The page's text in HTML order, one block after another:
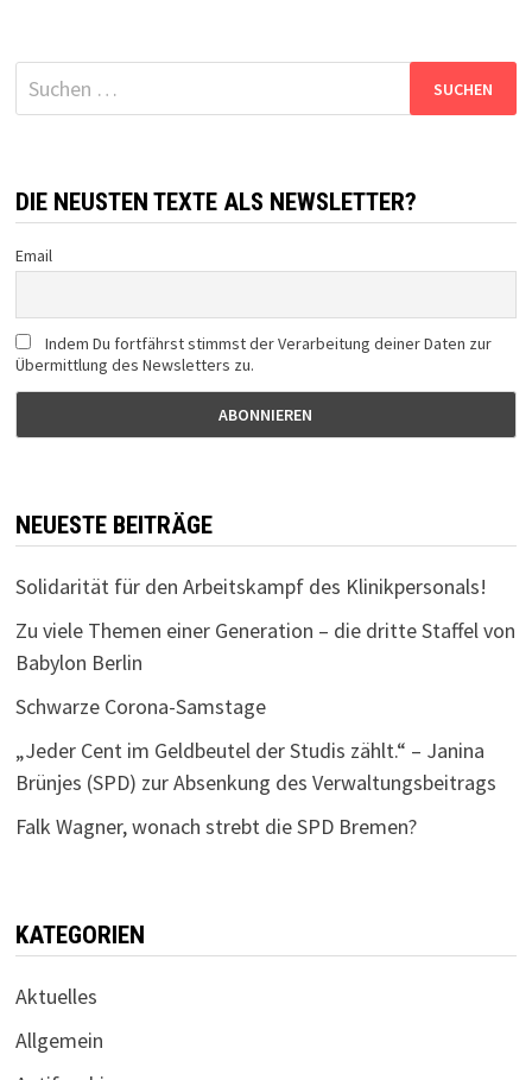
Suchen
nach:
DIE NEUSTEN TEXTE ALS NEWSLETTER?
Email
Indem Du fortfährst stimmst der Verarbeitung deiner Daten zur
Übermittlung des Newsletters zu.
NEUESTE BEITRÄGE
Solidarität für den Arbeitskampf des Klinikpersonals!
Zu viele Themen einer Generation – die dritte Staffel von
Babylon Berlin
Schwarze Corona-Samstage
„Jeder Cent im Geldbeutel der Studis zählt.“ – Janina
Brünjes (SPD) zur Absenkung des Verwaltungsbeitrags
Falk Wagner, wonach strebt die SPD Bremen?
KATEGORIEN
Aktuelles
Allgemein